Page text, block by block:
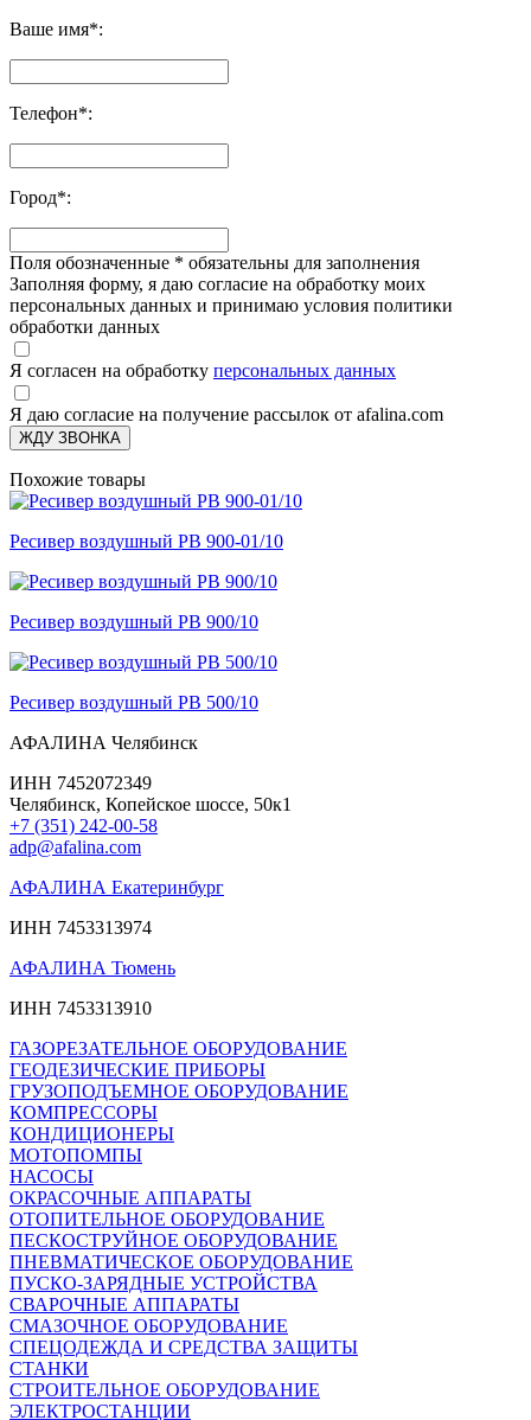
Ваше имя*:
Телефон*:
Город*:
Поля обозначенные * обязательны для заполнения
Заполняя форму, я даю согласие на обработку моих
персональных данных и принимаю условия политики
обработки данных
Я согласен на обработку персональных данных
Я даю согласие на получение рассылок от afalina.com
ЖДУ ЗВОНКА
Похожие товары
Ресивер воздушный РВ 900-01/10
Ресивер воздушный РВ 900/10
Ресивер воздушный РВ 500/10
АФАЛИНА Челябинск
ИНН 7452072349
Челябинск, Копейское шоссе, 50к1
+7 (351) 242-00-58
adp@afalina.com
АФАЛИНА Екатеринбург
ИНН 7453313974
АФАЛИНА Тюмень
ИНН 7453313910
ГАЗОРЕЗАТЕЛЬНОЕ ОБОРУДОВАНИЕ
ГЕОДЕЗИЧЕСКИЕ ПРИБОРЫ
ГРУЗОПОДЪЕМНОЕ ОБОРУДОВАНИЕ
КОМПРЕССОРЫ
КОНДИЦИОНЕРЫ
МОТОПОМПЫ
НАСОСЫ
ОКРАСОЧНЫЕ АППАРАТЫ
ОТОПИТЕЛЬНОЕ ОБОРУДОВАНИЕ
ПЕСКОСТРУЙНОЕ ОБОРУДОВАНИЕ
ПНЕВМАТИЧЕСКОЕ ОБОРУДОВАНИЕ
ПУСКО-ЗАРЯДНЫЕ УСТРОЙСТВА
СВАРОЧНЫЕ АППАРАТЫ
СМАЗОЧНОЕ ОБОРУДОВАНИЕ
СПЕЦОДЕЖДА И СРЕДСТВА ЗАЩИТЫ
СТАНКИ
СТРОИТЕЛЬНОЕ ОБОРУДОВАНИЕ
ЭЛЕКТРОСТАНЦИИ